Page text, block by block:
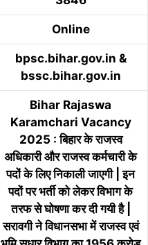
Online
bpsc.bihar.gov.in &
bssc.bihar.gov.in
Bihar Rajaswa
Karamchari Vacancy
2025 : बिहार के राजस्व
अधिकारी और राजस्व कर्मचारी के
पदों के लिए निकाली जाएगी | इन
पदों पर भर्ती को लेकर विभाग के
तरफ से घोषणा कर दी गयी है |
सरावगी ने विधानसभा में राजस्व एवं